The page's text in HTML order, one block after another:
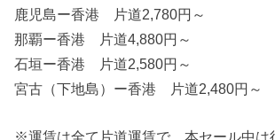
鹿児島ー香港 片道2,780円～
那覇ー香港 片道4,880円～
石垣ー香港 片道2,580円～
宮古（下地島）ー香港 片道2,480円～
※運賃は全て片道運賃で、本セール中は